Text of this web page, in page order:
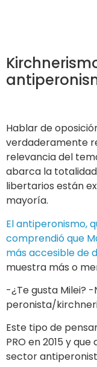
Hablar de
verdaderamente
relevancia del
abarca la
libertarios están
mayoría.
El antiperonismo,
comprendió que
más accesible de
muestra más o
-¿Te gusta Milei?
peronista/
Este tipo de
PRO en 2015 y
sector